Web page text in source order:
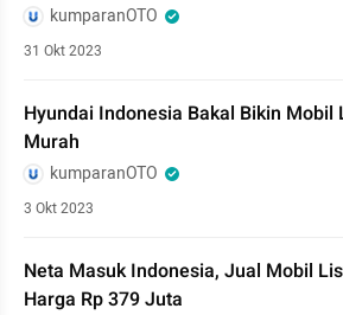
kumparanOTO
31 Okt 2023
Hyundai Indonesia Bakal Bikin Mobil
Murah
kumparanOTO
3 Okt 2023
Neta Masuk Indonesia, Jual Mobil
Harga Rp 379 Juta